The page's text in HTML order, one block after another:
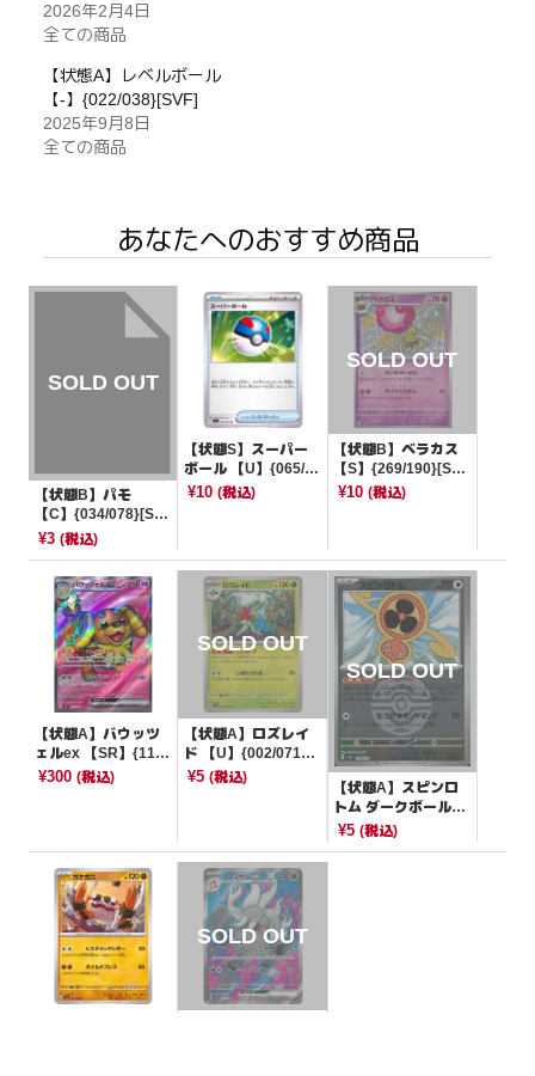
2026年2月4日
全ての商品
【状態A】レベルボール
【-】{022/038}[SVF]
2025年9月8日
全ての商品
あなたへのおすすめ商品
【状態B】パモ
【C】{034/078}[SV
1V]
¥3 (税込)
【状態S】スーパー
ボール 【U】{065/0
73}[SV1a]
¥10(税込)
【状態B】ベラカス
【S】{269/190}[SV4
a]
¥10 (税込)
【状態A】バウッツ
ェルex 【SR】{119/
102}[SV7]
¥300 (税込)
【状態A】ロズレイ
ド 【U】{002/071}
[SV5K]
¥5(税込)
【状態A】スピンロ
トム ダークボールミ
ラー【-】{139/193}
¥5 (税込)